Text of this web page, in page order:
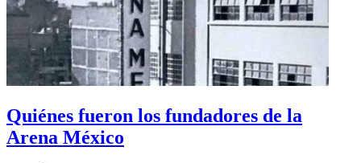
Quiénes fueron los fundadores de la
Arena México